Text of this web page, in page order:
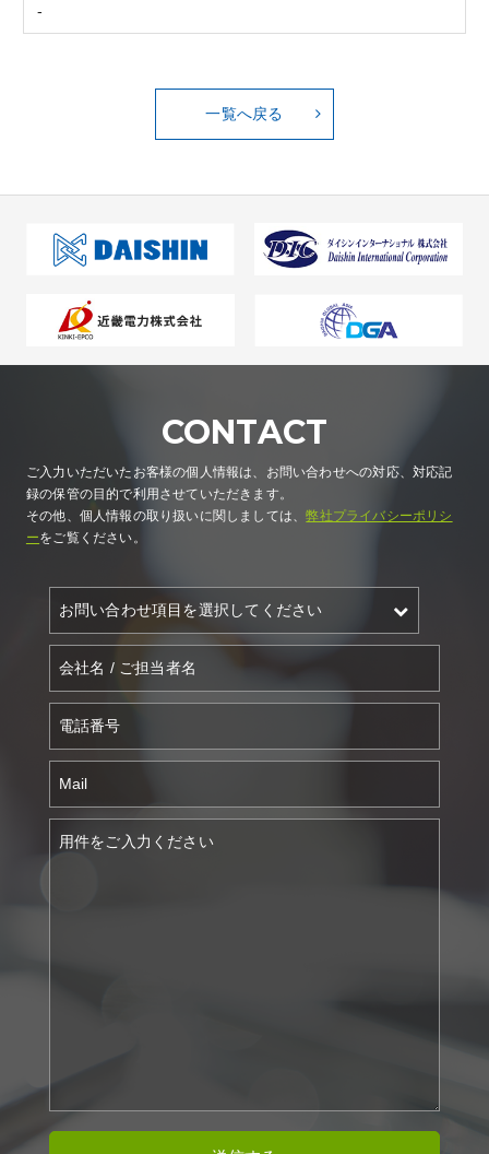
-
一覧へ戻る
CONTACT
ご入力いただいたお客様の個人情報は、お問い合わせへの対応、対応記
録の保管の目的で利用させていただきます。
その他、個人情報の取り扱いに関しましては、弊社プライバシーポリシ
ーをご覧ください。